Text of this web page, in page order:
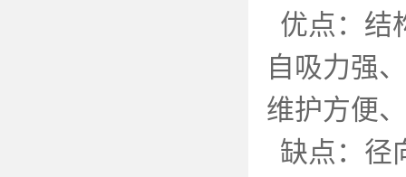
优点：结
自吸力强
维护方便
缺点：径